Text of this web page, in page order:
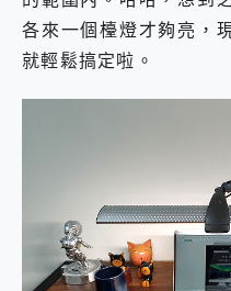
各來一個檯燈才夠亮，
就輕鬆搞定啦。